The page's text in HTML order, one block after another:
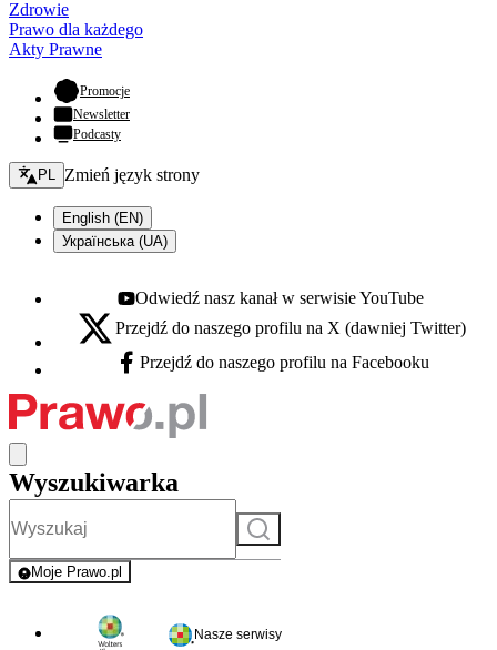
Zdrowie
Prawo dla każdego
Akty Prawne
Promocje- otwiera się w nowej karcie
Newsletter
Podcasty
Zmień język - bieżący:
PL Zmień język strony
English (EN)
Українська (UA)
Youtube - otwiera się w nowej karcie
Odwiedź nasz kanał w serwisie YouTube
X - otwiera się w nowej karcie
Przejdź do naszego profilu na X (dawniej Twitter)
Facebook - otwiera się w nowej karcie
Przejdź do naszego profilu na Facebooku
Wyszukiwarka
Szukaj
Moje Prawo.pl
- rejestracja i logowanie do serwisu
Nasze serwisy